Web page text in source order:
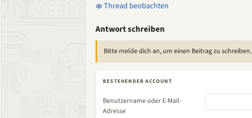
Thread beobachten
Antwort schreiben
Bitte melde dich an, um einen Beitrag zu schreiben.
BESTEHENDER ACCOUNT
Benutzername oder E-Mail-
Adresse